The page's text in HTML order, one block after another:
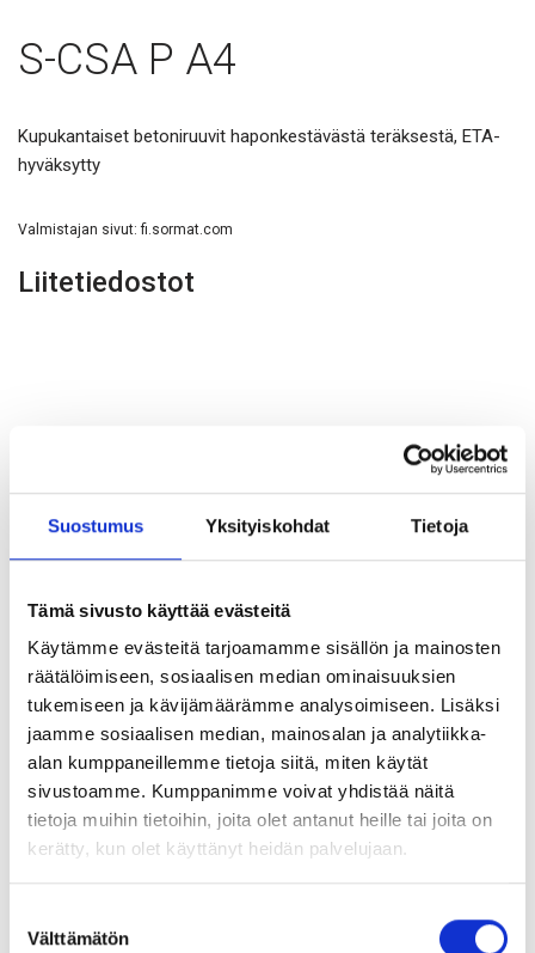
Suostumus Yksityiskohdat Tietoja
Tämä sivusto käyttää evästeitä
Käytämme evästeitä tarjoamamme sisällön ja mainosten
räätälöimiseen, sosiaalisen median ominaisuuksien
tukemiseen ja kävijämäärämme analysoimiseen. Lisäksi
jaamme sosiaalisen median, mainosalan ja analytiikka-
alan kumppaneillemme tietoja siitä, miten käytät
sivustoamme. Kumppanimme voivat yhdistää näitä
tietoja muihin tietoihin, joita olet antanut heille tai joita on
kerätty, kun olet käyttänyt heidän palvelujaan.
valinta
Välttämätön
S-CSA P A4
Kupukantaiset betoniruuvit haponkestävästä teräksestä, ETA-
hyväksytty
Valmistajan sivut:fi.sormat.com
Liitetiedostot
ETA- hyväksytty kupukantainen A4
halkeilemattomaan betoniin (Koko: 6
mm)
S-CSA A4 betoniruuvit on tarkoitettu läpiasennuksiin.
Vaatii vain pienen porareiän. Ei ennalta määriteltyä
kiristysmomenttia.
Mahdollistaa pienet ankkurien keskinäiset ja reunaetäisyydet.
Ruuvi on täysin irrotettava.